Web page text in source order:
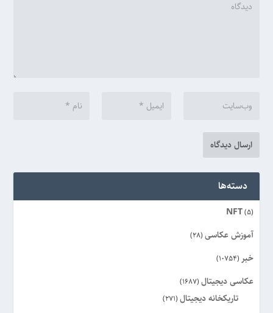
دسته‌ها
NFT(5)
آموزش عکاسی (28)
خبر (10754)
عکاسی دیجیتال (1687)
تاریکخانه دیجیتال (271)